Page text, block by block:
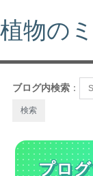
植物の
ブログ内検索 ：
プロ